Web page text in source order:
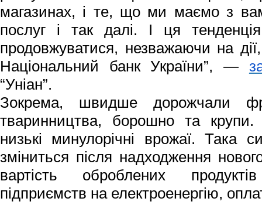
магазинах, і те, що ми маємо з
послуг і так далі. І ця
продовжуватися, незважаючи на
Національний банк України”, —
“Уніан”.
Зокрема, швидше дорожчали
тваринництва, борошно та
низькі минулорічні врожаї. Така
зміниться після надходження
вартість оброблених
підприємств на електроенергію,